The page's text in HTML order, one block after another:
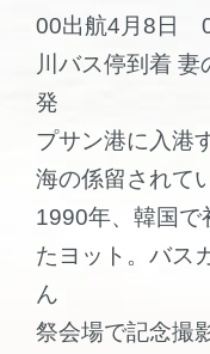
00出航4月8日
川バス停到着 妻
プサン港に入港
海の係留
1990年、韓国で
たヨット。バス
ん
祭会場で記念撮